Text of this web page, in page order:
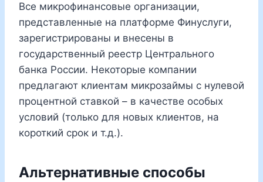
Все микрофинансовые организации,
представленные на платформе Финуслуги,
зарегистрированы и внесены в
государственный реестр Центрального
банка России. Некоторые компании
предлагают клиентам микрозаймы с нулевой
процентной ставкой – в качестве особых
условий (только для новых клиентов, на
короткий срок и т.д.).
Альтернативные способы